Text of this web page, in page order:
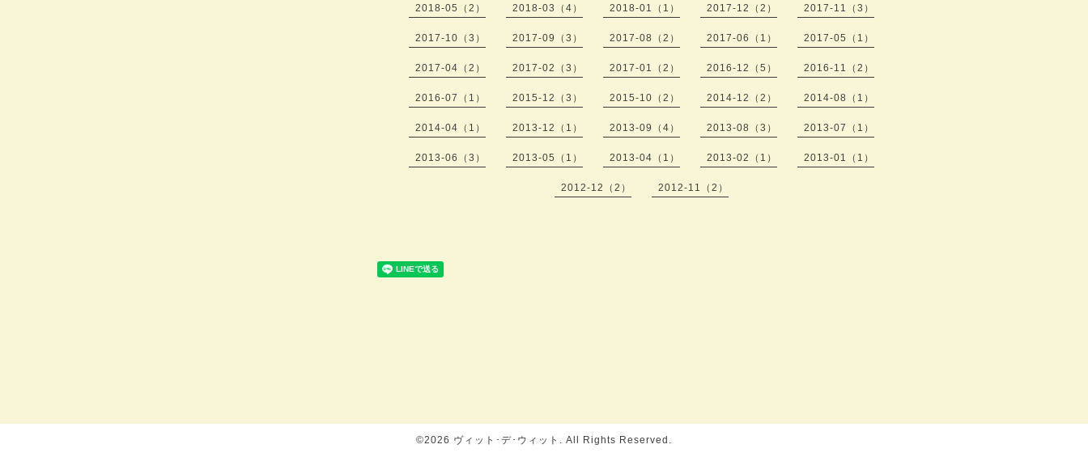
2018-05（2） 2018-03（4） 2018-01（1） 2017-12（2） 2017-11（3）
2017-10（3） 2017-09（3） 2017-08（2） 2017-06（1） 2017-05（1）
2017-04（2） 2017-02（3） 2017-01（2） 2016-12（5） 2016-11（2）
2016-07（1） 2015-12（3） 2015-10（2） 2014-12（2） 2014-08（1）
2014-04（1） 2013-12（1） 2013-09（4） 2013-08（3） 2013-07（1）
2013-06（3） 2013-05（1） 2013-04（1） 2013-02（1） 2013-01（1）
2012-12（2） 2012-11（2）
©2026 ヴィット･デ･ウィット . All Rights Reserved.